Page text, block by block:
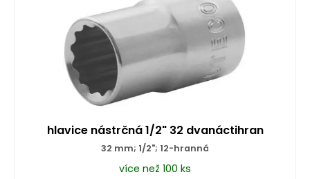
hlavice nástrčná 1/2" 32 dvanáctihran
32 mm; 1/2"; 12-hranná
více než 100 ks